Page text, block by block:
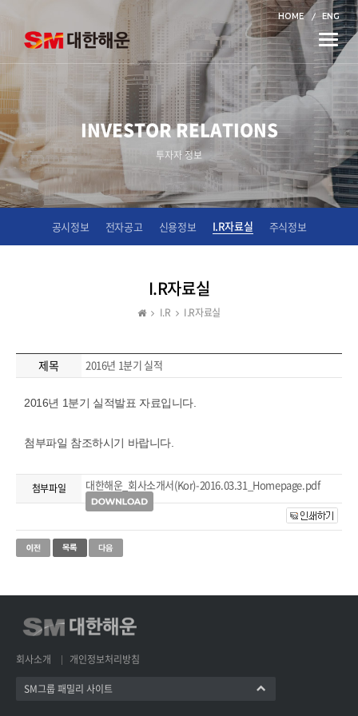
HOME ENG
Toggle
INVESTOR RELATIONS
투자자 정보
공시정보 전자공고 신용정보 I.R자료실 주식정보
I.R자료실
I.R I.R자료실
제목 2016년 1분기 실적
2016년 1분기 실적발표 자료입니다.
첨부파일 참조하시기 바랍니다.
첨부파일 대한해운_회사소개서(Kor)-2016.03.31_Homepage.pdf
회사소개 개인정보처리방침
SM그룹 패밀리 사이트